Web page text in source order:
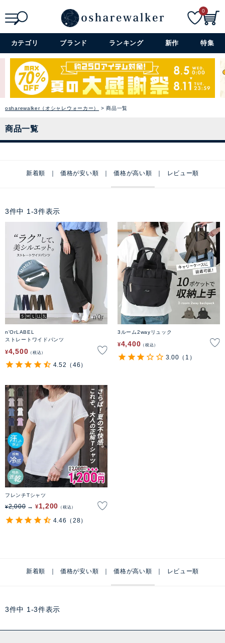
詳細検索+
0
カテゴリ ブランド ランキング 新作 特集
osharewalker（オシャレウォーカー） 商品一覧
商品一覧
新着順 価格が安い順 価格が高い順 レビュー順
3件中 1 -3件表示
n'OrLABEL
ストレートワイドパンツ
¥4,500 税込
4.52 （46）
3ルーム2wayリュック
¥4,400 税込
3.00 （1）
フレンチTシャツ
¥2,000 ¥1,200 税込
4.46 （28）
新着順 価格が安い順 価格が高い順 レビュー順
3件中 1 -3件表示